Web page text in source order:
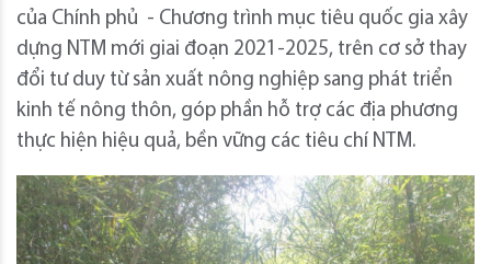
của Chính phủ - Chương trình mục tiêu quốc gia xây
dựng NTM mới giai đoạn 2021-2025, trên cơ sở thay
đổi tư duy từ sản xuất nông nghiệp sang phát triển
kinh tế nông thôn, góp phần hỗ trợ các địa phương
thực hiện hiệu quả, bền vững các tiêu chí NTM.